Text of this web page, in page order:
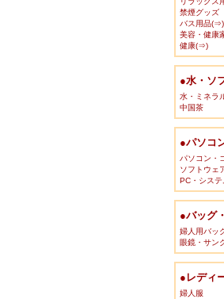
禁煙グッズ
バス用品(⇒)
美容・健康
健康(⇒)
●水・ソ
水・ミネラ
中国茶
●パソコ
パソコン・
ソフトウェ
PC・シス
●バッグ
婦人用バッ
眼鏡・サン
●レディ
婦人服